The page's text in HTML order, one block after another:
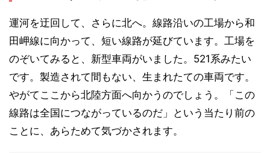
運河を迂回して、さらに北へ。線路沿いの工場から和
田岬線に向かって、短い線路が延びています。工場を
のぞいてみると、新型車両がいました。521系みたい
です。製造されて間もない、生まれたての車両です。
やがてここから北陸方面へ向かうのでしょう。「この
線路は全国につながっているのだ」という当たり前の
ことに、あらためて気づかされます。